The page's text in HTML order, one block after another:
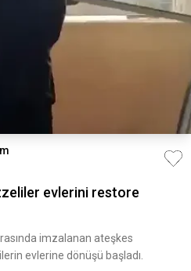
evlerini restore
imzalanan ateşkes
evlerine dönüşü başladı.